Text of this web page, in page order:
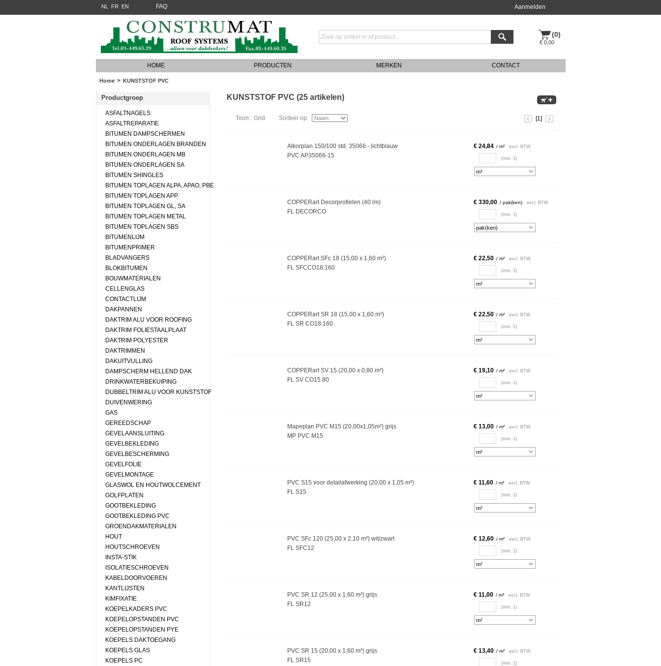
NL FR EN FAQ Aanmelden
(0)
€ 0,00
HOME PRODUCTEN MERKEN CONTACT
Home > KUNSTSTOF PVC
Productgroep
ASFALTNAGELS
ASFALTREPARATIE
BITUMEN DAMPSCHERMEN
BITUMEN ONDERLAGEN BRANDEN
BITUMEN ONDERLAGEN MB
BITUMEN ONDERLAGEN SA
BITUMEN SHINGLES
BITUMEN TOPLAGEN ALPA, APAO, PBE
BITUMEN TOPLAGEN APP
BITUMEN TOPLAGEN GL, SA
BITUMEN TOPLAGEN METAL
BITUMEN TOPLAGEN SBS
BITUMENLIJM
BITUMENPRIMER
BLADVANGERS
BLOKBITUMEN
BOUWMATERIALEN
CELLENGLAS
CONTACTLIJM
DAKPANNEN
DAKTRIM ALU VOOR ROOFING
DAKTRIM FOLIESTAALPLAAT
DAKTRIM POLYESTER
DAKTRIMMEN
DAKUITVULLING
DAMPSCHERM HELLEND DAK
DRINKWATERBEKUIPING
DUBBELTRIM ALU VOOR KUNSTSTOF
DUIVENWERING
GAS
GEREEDSCHAP
GEVELAANSLUITING
GEVELBEKLEDING
GEVELBESCHERMING
GEVELFOLIE
GEVELMONTAGE
GLASWOL EN HOUTWOLCEMENT
GOLFPLATEN
GOOTBEKLEDING
GOOTBEKLEDING PVC
GROENDAKMATERIALEN
HOUT
HOUTSCHROEVEN
INSTA-STIK
ISOLATIESCHROEVEN
KABELDOORVOEREN
KANTLIJSTEN
KIMFIXATIE
KOEPELKADERS PVC
KOEPELOPSTANDEN PVC
KOEPELOPSTANDEN PYE
KOEPELS DAKTOEGANG
KOEPELS GLAS
KOEPELS PC
KUNSTSTOF PVC (25 artikelen)
[1]
Toon: Grid Sorteer op:
Alkorplan 150/100 std. 35066 - lichtblauw
PVC AP35066-15
€ 24,84 / m² excl. BTW
(min. 1)
COPPERart Decorprofielen (40 lm)
FL DECORCO
€ 330,00 / pak(ken) excl. BTW
(min. 1)
COPPERart SFc 18 (15,00 x 1,60 m²)
FL SFCCO18.160
€ 22,50 / m² excl. BTW
(min. 1)
COPPERart SR 18 (15,00 x 1,60 m²)
FL SR CO18.160
€ 22,50 / m² excl. BTW
(min. 1)
COPPERart SV 15 (20,00 x 0,80 m²)
FL SV CO15.80
€ 19,10 / m² excl. BTW
(min. 1)
Mapeplan PVC M15 (20,00x1,05m²) grijs
MP PVC M15
€ 13,00 / m² excl. BTW
(min. 1)
PVC S15 voor detailafwerking (20,00 x 1,05 m²)
FL S15
€ 11,60 / m² excl. BTW
(min. 1)
PVC SFc 120 (25,00 x 2,10 m²) wit/zwart
FL SFC12
€ 12,60 / m² excl. BTW
(min. 1)
PVC SR 12 (25,00 x 1,60 m²) grijs
FL SR12
€ 11,00 / m² excl. BTW
(min. 1)
PVC SR 15 (20,00 x 1,60 m²) grijs
FL SR15
€ 13,40 / m² excl. BTW
(min. 1)